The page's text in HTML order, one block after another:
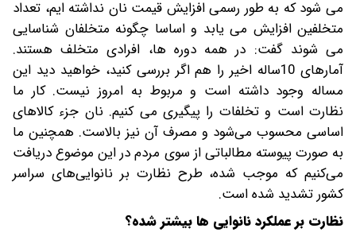
می شود که به طور رسمی افزایش قیمت نان نداشته ایم، تعداد
متخلفین افزایش می یابد و اساسا چگونه متخلفان شناسایی
می شوند گفت: در همه دوره ها، افرادی متخلف هستند.
آمارهای 10ساله اخیر را هم اگر بررسی کنید، خواهید دید این
مساله وجود داشته است و مربوط به امروز نیست. کار ما
نظارت است و تخلفات را پیگیری می کنیم. نان جزء کالاهای
اساسی محسوب می‌شود و مصرف آن نیز بالاست. همچنین ما
به صورت پیوسته مطالباتی از سوی مردم در این موضوع دریافت
می‌کنیم که موجب شده، طرح نظارت بر نانوایی‌های سراسر
کشور تشدید شده است.
نظارت بر عملکرد نانوایی ها بیشتر شده؟